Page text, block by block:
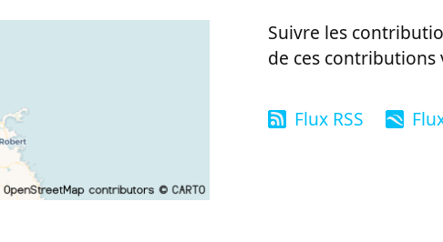
Suivre les
de ces
Flux RSS